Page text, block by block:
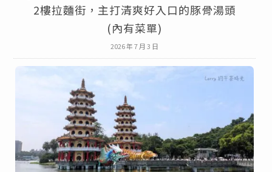
2樓拉麵街，主打清爽好入口的豚骨湯頭
(內有菜單)
2026 年 7 月 3 日